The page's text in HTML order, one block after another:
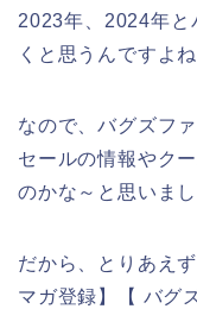
2023年、2024年と
くと思うんですよ
なので、バグズフ
セールの情報やク
のかな～と思いまし
だから、とりあえ
マガ登録】【 バグ